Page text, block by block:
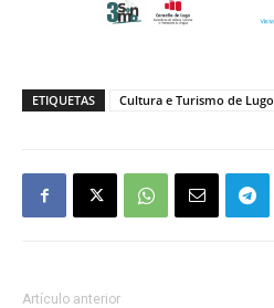
ETIQUETAS Cultura e Turismo de Lugo
Artículo anterior